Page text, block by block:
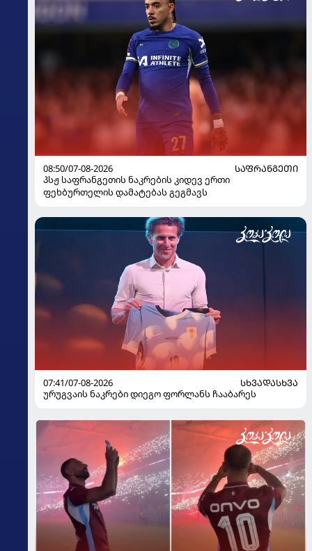
08:50/07-08-2026
ᲡᲐᲤᲠᲐᲜᲒᲔᲗᲘ
პსჟ საფრანგეთის ნაკრების კიდევ ერთი
ფეხბურთელის დამატებას გეგმავს
07:41/07-08-2026
ᲡᲮᲕᲐᲓᲐᲡᲮᲕᲐ
ურუგვაის ნაკრები დიეგო ფორლანს ჩააბარეს